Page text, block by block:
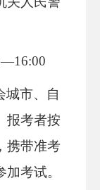
城市、自
报考者按
携带准考
考试。